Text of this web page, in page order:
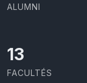
ALUMNI
13
FACULTÉS